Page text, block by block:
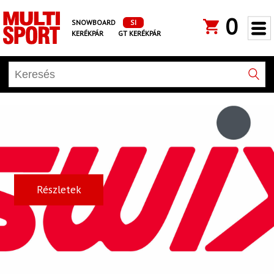
SNOWBOARD
SI
KERÉKPÁR
GT KERÉKPÁR 0
Részletek